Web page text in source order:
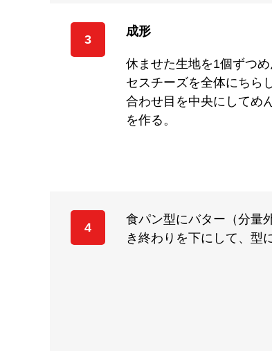
3
成形
休ませた生地を1個ずつ
セスチーズを全体にちら
合わせ目を中央にしてめ
を作る。
4
食パン型にバター（分量
き終わりを下にして、型